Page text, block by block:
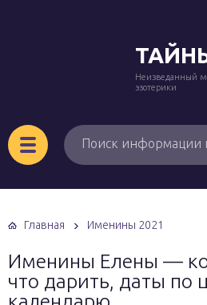
Неизведанный
эзотерики
Главная Именины 2021
Именины Елены —
что дарить, даты по